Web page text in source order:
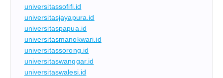
universitassofifi.id
universitasjayapura.id
universitaspapua.id
universitasmanokwari.id
universitassorong.id
universitaswanggar.id
universitaswalesi.id